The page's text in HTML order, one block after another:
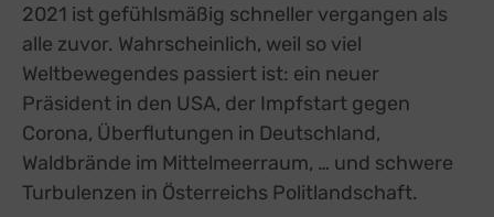
2021 ist gefühlsmäßig schneller vergangen als
alle zuvor. Wahrscheinlich, weil so viel
Weltbewegendes passiert ist: ein neuer
Präsident in den USA, der Impfstart gegen
Corona, Überflutungen in Deutschland,
Waldbrände im Mittelmeerraum, … und schwere
Turbulenzen in Österreichs Politlandschaft.